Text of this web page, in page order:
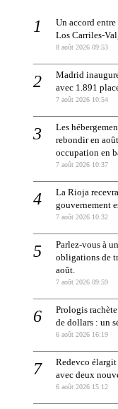
Un accord
Los Carriles-
8 août 2026 09:53
Madrid
avec 1.891
7 août 2026 10:54
Les
rebondir en
occupation en
7 août 2026 10:37
La Rioja
gouvernement
7 août 2026 10:32
Parlez-vous à
obligations de
août.
7 août 2026 09:59
Prologis
de dollars : un
6 août 2026 16:19
Redevco
avec deux
6 août 2026 15:12